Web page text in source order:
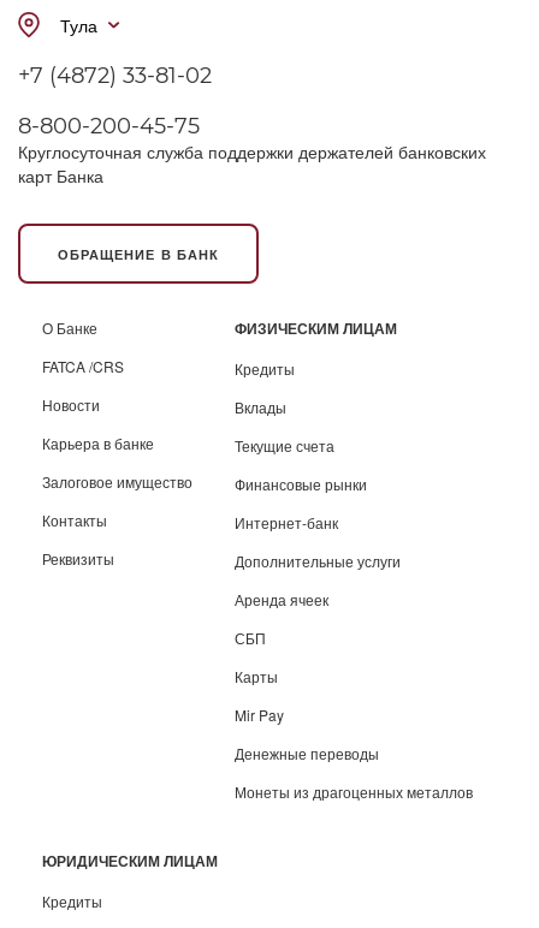
Тула
+7 (4872) 33-81-02
8-800-200-45-75
Круглосуточная служба поддержки держателей банковских
карт Банка
ОБРАЩЕНИЕ В БАНК
О Банке
FATCA /CRS
Новости
Карьера в банке
Залоговое имущество
Контакты
Реквизиты
ФИЗИЧЕСКИМ ЛИЦАМ
Кредиты
Вклады
Текущие счета
Финансовые рынки
Интернет-банк
Дополнительные услуги
Аренда ячеек
СБП
Карты
Mir Pay
Денежные переводы
Монеты из драгоценных металлов
ЮРИДИЧЕСКИМ ЛИЦАМ
Кредиты